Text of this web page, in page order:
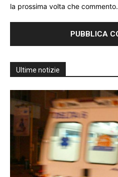
la prossima volta che commento.
Ultime notizie